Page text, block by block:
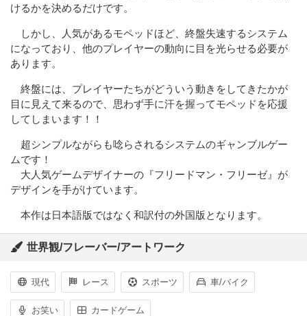
けるかを決めるだけです。
しかし、人気があるモペッドほど、終盤失速するシステム
になっており、他のプレイヤーの動向に目を光らせる必要が
あります。
終盤には、プレイヤーたちがどういう動きをしてきたかが
目に見えて来るので、思わず手に汗を握ってモペッドを応援
してしまいます！！
超シンプルながらも唸らされるシステムのギャンブルゲー
ムです！
大人気ゲームデザイナーの『フリードマン・フリーゼ』が
デザインを手がけています。
本作は日本語版ではなく和訳付の外国版となります。
世界観/フレーバー/アートワーク
現代 レース スポーツ 車/バイク
お笑い カードゲーム